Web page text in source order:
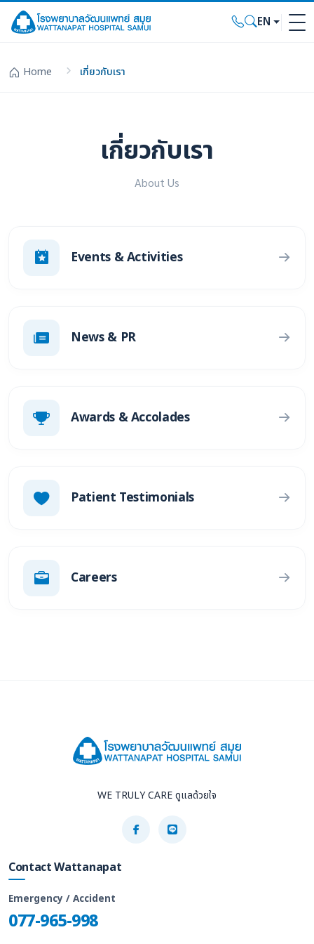
EN
Home เกี่ยวกับเรา
เกี่ยวกับเรา
About Us
Events & Activities
News & PR
Awards & Accolades
Patient Testimonials
Careers
WE TRULY CARE ดูแลด้วยใจ
Contact Wattanapat
Emergency / Accident
077-965-998